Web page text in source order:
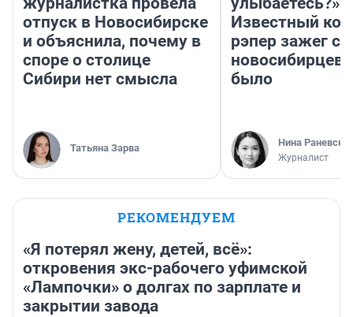
отпуск в Новосибирске
и объяснила, почему в
споре о столице
Сибири нет смысла
Татьяна Зарва
Известный
рэпер зажег с
новосибирцев:
было
Нина
Журналист
РЕКОМЕНДУЕМ
«Я потерял жену, детей, всё»:
откровения экс-рабочего уфимской
«Лампочки» о долгах по зарплате и
закрытии завода